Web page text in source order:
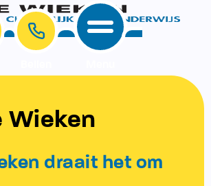
christelijke
Wieken
draait het om